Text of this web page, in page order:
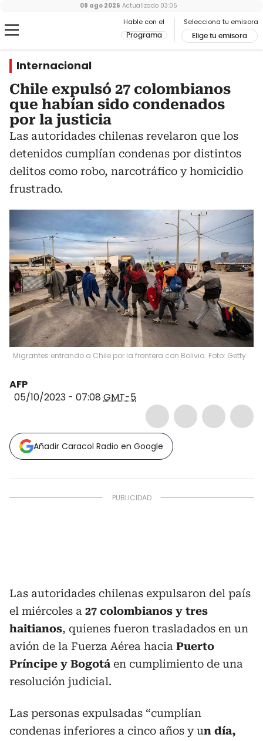
Hable con el
Programa
Selecciona tu emisora
Elige tu emisora
09 ago 2026 Actualizado 03:05
Internacional
Chile expulsó 27 colombianos
que habían sido condenados
por la justicia
Las autoridades chilenas revelaron que los
detenidos cumplían condenas por distintos
delitos como robo, narcotráfico y homicidio
frustrado.
Migrantes entrando a Chile por la frontera con Bolivia. Foto: Getty
AFP
05/10/2023 - 07:08 GMT-5
Añadir Caracol Radio en Google
Las autoridades chilenas expulsaron del país
el miércoles a 27 colombianos y tres
haitianos, quienes fueron trasladados en un
avión de la Fuerza Aérea hacia Puerto
Príncipe y Bogotá en cumplimiento de una
resolución judicial.
Las personas expulsadas “cumplían
condenas inferiores a cinco años y un día,